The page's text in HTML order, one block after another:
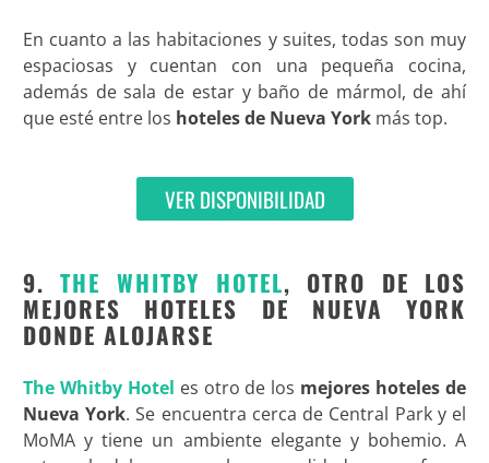
En cuanto a las habitaciones y suites, todas son muy
espaciosas y cuentan con una pequeña cocina,
además de sala de estar y baño de mármol, de ahí
que esté entre los hoteles de Nueva Yorkmás top.
VER DISPONIBILIDAD
9.THE WHITBY HOTEL, OTRO DE LOS
MEJORES HOTELES DE NUEVA YORK
DONDE ALOJARSE
The Whitby Hotel es otro de los mejores hoteles de
Nueva York. Se encuentra cerca de Central Park y el
MoMA y tiene un ambiente elegante y bohemio. A